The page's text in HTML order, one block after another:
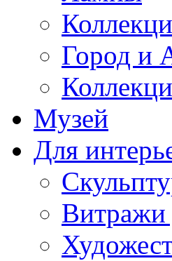
Город и
Музей
Для
Витражи